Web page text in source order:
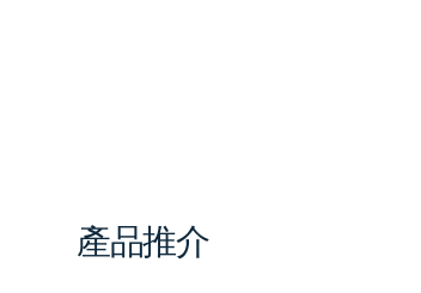
產品推介